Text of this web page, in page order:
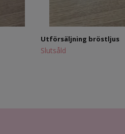
Utförsäljning bröstljus
Slutsåld